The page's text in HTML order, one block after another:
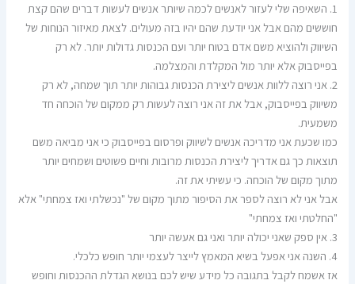
1. השאיפה שלי לעזור לאנשים לכמה שיותר אנשים לעשות דברים שהם קצת
חוששים מהם אבל אני יודעת שהם יהיו בזה מעולים. לצאת מאיזור הנוחות של
השיווק ולהוציא משם אדם בטוח יותר ועם הכנסות גדולות יותר. לא רק
בפייסבוק אלא יותר מול המקלדת והמצלמה.
2. אני רוצה ללוות אנשים ליצירת הכנסות גבוהות יותר תוך שמחה, לא רק
משיווק בפייסבוק, אבל את זה אני רוצה לעשות רק ממקום של הוכחה חד
משמעית.
כמו שכעת אני מדריכה אנשים לשיווק ופרסום בפייסבוק כי אני מביאה משם
תוצאות כך גם אדריך ליצירת הכנסות מרובות וחיים פשוטים ושמחים יותר
מתוך מקום של הוכחה. כי עשיתי את זה.
אבל אני לא רוצה לספר את הסיפור מתוך מקום של "נכשלתי ואז צמחתי" אלא
"החלטתי ואז צמחתי"
3. אין ספק שאני יכולה יותר ואני גם אעשה יותר
4. השנה אני אפעל בשיא המאמץ לייצר לעצמי יותר חופש כלכלי.
אז אשמח לקבל בתגובה כל מידע שיש לכם בנושא הגדלת ההכנסות וחופש